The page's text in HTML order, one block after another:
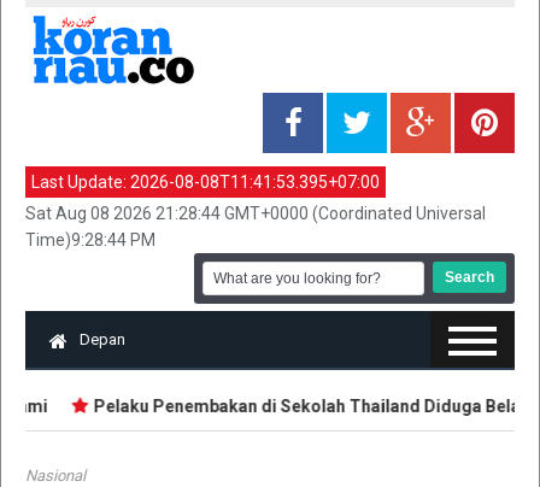
Last Update: 2026-08-08T11:41:53.395+07:00
Sat Aug 08 2026 21:28:44 GMT+0000 (Coordinated Universal
Time)9:28:44 PM
Depan
Pelaku Penembakan di Sekolah Thailand Diduga Belajar
Nasional